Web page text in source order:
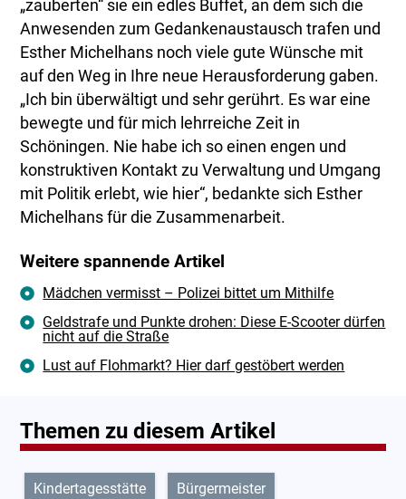
„zauberten“ sie ein edles Buffet, an dem sich die
Anwesenden zum Gedankenaustausch trafen und
Esther Michelhans noch viele gute Wünsche mit
auf den Weg in Ihre neue Herausforderung gaben.
„Ich bin überwältigt und sehr gerührt. Es war eine
bewegte und für mich lehrreiche Zeit in
Schöningen. Nie habe ich so einen engen und
konstruktiven Kontakt zu Verwaltung und Umgang
mit Politik erlebt, wie hier“, bedankte sich Esther
Michelhans für die Zusammenarbeit.
Weitere spannende Artikel
Mädchen vermisst – Polizei bittet um Mithilfe
Geldstrafe und Punkte drohen: Diese E-Scooter dürfen
nicht auf die Straße
Lust auf Flohmarkt? Hier darf gestöbert werden
Themen zu diesem Artikel
Kindertagesstätte Bürgermeister